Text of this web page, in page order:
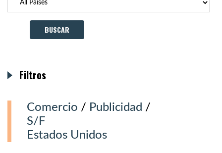
Comercio / Publicidad /
S/F
Estados Unidos
Filtros